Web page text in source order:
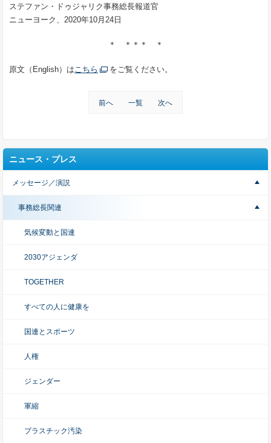
ステファン・ドゥジャリク事務総長報道官
ニューヨーク、2020年10月24日
＊ ＊＊＊ ＊
原文（English）はこちら をご覧ください。
前へ 一覧 次へ
ニュース・プレス
メッセージ／演説
事務総長関連
気候変動と国連
2030アジェンダ
TOGETHER
すべての人に健康を
国連とスポーツ
人権
ジェンダー
軍縮
プラスチック汚染